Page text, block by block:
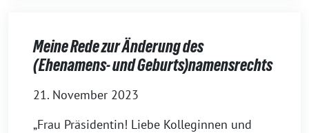
Meine Rede zur Änderung des
(Ehenamens- und Geburts)namensrechts
21. November 2023
„Frau Präsidentin! Liebe Kolleginnen und